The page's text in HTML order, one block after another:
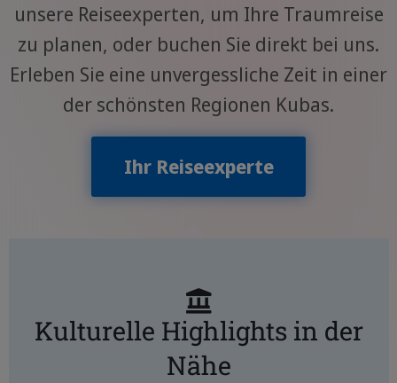
unsere Reiseexperten, um Ihre Traumreise
zu planen, oder buchen Sie direkt bei uns.
Erleben Sie eine unvergessliche Zeit in einer
der schönsten Regionen Kubas.
Ihr Reiseexperte
Kulturelle Highlights in der
Nähe